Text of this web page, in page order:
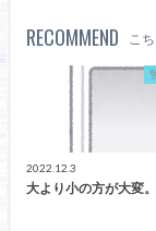
RECOMMEND こ
2022.12.3
大より小の方が大変。